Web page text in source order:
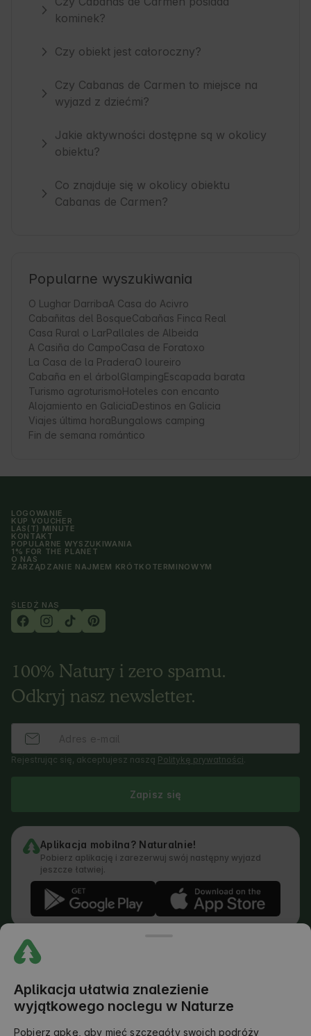
kominek?
Czy obiekt jest całoroczny?
Czy Cabanas de Carmen to miejsce na
wyjazd z dziećmi?
Jakie aktywności dostępne są w okolicy
obiektu?
Co znajduje się w okolicy obiektu
Cabanas de Carmen?
Popularne wyszukiwania
O Lughar DarribaA Casa do Acivro
Cabañitas del BosqueCabañas Finca Real
Casa Rural o LarPallales de Albeida
A Casiña do CampoCasa de Foratoxo
La Casa de la PraderaO loureiro
Cabaña en el árbolGlampingEscapada barata
Turismo agroturismoHoteles con encanto
Alojamiento en GaliciaDestinos en Galicia
Viajes última horaBungalows camping
Fin de semana romántico
LOGOWANIE
KUP VOUCHER
LAS(T) MINUTE
KONTAKT
POPULARNE WYSZUKIWANIA
1% FOR THE PLANET
O NAS
ZARZĄDZANIE NAJMEM KRÓTKOTERMINOWYM
ŚLEDŹ NAS
100% Natury i zero spamu.
Odkryj nasz newsletter.
Rejestrując się, akceptujesz naszą Politykę prywatności.
Zapisz się
Aplikacja mobilna? Naturalnie!
Pobierz aplikację i zarezerwuj swój następny wyjazd
jeszcze łatwiej.
Polityka Dodawania Opinii
Prawny Podział Obowiązków
Aplikacja ułatwia znalezienie
wyjątkowego noclegu w Naturze
Pobierz apkę, aby mieć szczegóły swoich podróży